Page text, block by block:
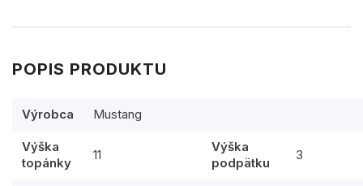
POPIS PRODUKTU
Výrobca Mustang
Výška
topánky
11
Výška
podpätku
3